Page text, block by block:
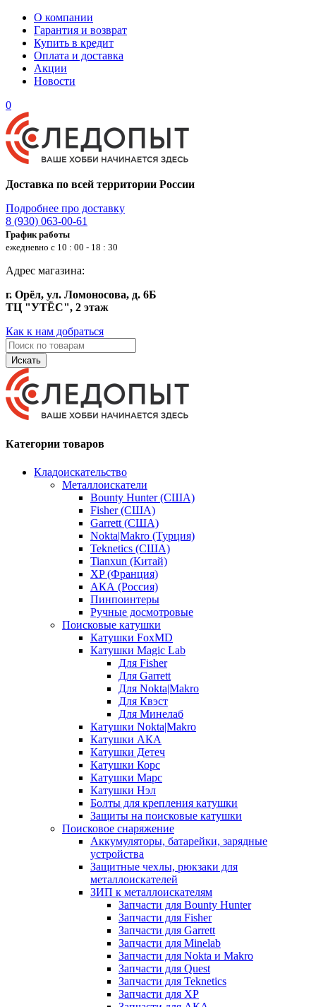
О компании
Гарантия и возврат
Купить в кредит
Оплата и доставка
Акции
Новости
0
Доставка по всей территории России
Подробнее про доставку
8 (930) 063-00-61
График работы
ежедневно с 10 : 00 - 18 : 30
Адрес магазина:
г. Орёл, ул. Ломоносова, д. 6Б
ТЦ "УТЁС", 2 этаж
Как к нам добраться
Искать
Категории товаров
Кладоискательство
Металлоискатели
Bounty Hunter (США)
Fisher (США)
Garrett (США)
Nokta|Makro (Турция)
Teknetics (США)
Tianxun (Китай)
XP (Франция)
АКА (Россия)
Пинпоинтеры
Ручные досмотровые
Поисковые катушки
Катушки FoxMD
Катушки Magic Lab
Для Fisher
Для Garrett
Для Nokta|Makro
Для Квэст
Для Минелаб
Катушки Nokta|Makro
Катушки АКА
Катушки Детеч
Катушки Корс
Катушки Марс
Катушки Нэл
Болты для крепления катушки
Защиты на поисковые катушки
Поисковое снаряжение
Аккумуляторы, батарейки, зарядные
устройства
Защитные чехлы, рюкзаки для
металлоискателей
ЗИП к металлоискателям
Запчасти для Bounty Hunter
Запчасти для Fisher
Запчасти для Garrett
Запчасти для Minelab
Запчасти для Nokta и Makro
Запчасти для Quest
Запчасти для Teknetics
Запчасти для XP